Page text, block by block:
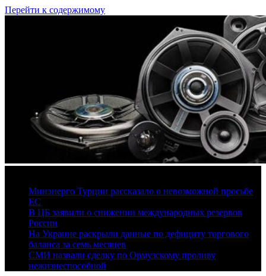
Перейти к содержимому
Минэнерго Турции рассказало о невозможной просьбе
ЕС
В ЦБ заявили о снижении международных резервов
России
На Украине раскрыли данные по дефициту торгового
баланса за семь месяцев
СМИ назвали сделку по Ормузскому проливу
нежизнеспособной